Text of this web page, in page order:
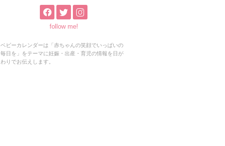
follow me!
ベビーカレンダーは「赤ちゃんの笑顔でいっぱいの
毎日を」をテーマに妊娠・出産・育児の情報を日が
わりでお伝えします。